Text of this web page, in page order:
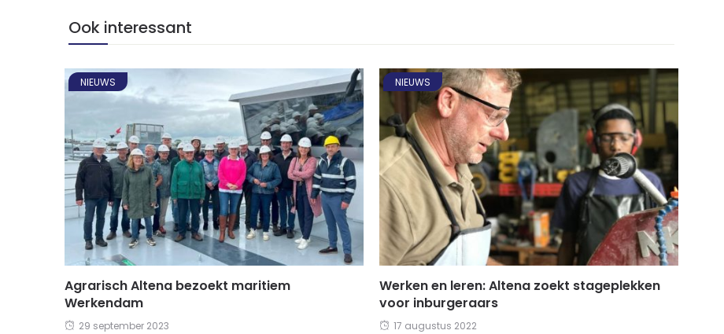
Ook interessant
NIEUWS
Agrarisch Altena bezoekt maritiem
Werkendam
29 september 2023
NIEUWS
Werken en leren: Altena zoekt stageplekken
voor inburgeraars
17 augustus 2022